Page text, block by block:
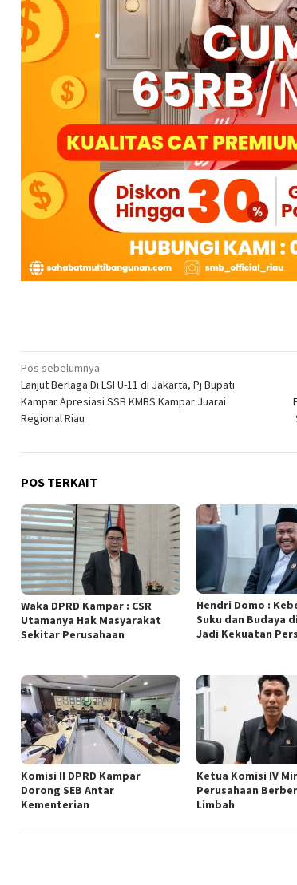
Navigasi
pos
Pos sebelumnya
Lanjut Berlaga Di LSI U-11 di Jakarta, Pj Bupati
Kampar Apresiasi SSB KMBS Kampar Juarai
Regional Riau
POS TERKAIT
Waka DPRD Kampar : CSR
Utamanya Hak Masyarakat
Sekitar Perusahaan
Hendri Domo :
Suku dan Budaya
Jadi Kekuatan
Komisi II DPRD Kampar
Dorong SEB Antar
Kementerian
Ketua Komisi IV
Perusahaan
Limbah